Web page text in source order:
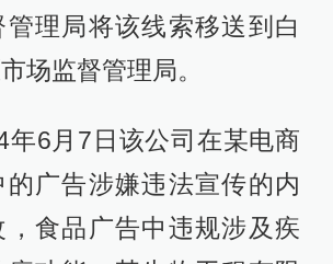
理局将该线索移送到白
场监督管理局。
年6月7日该公司在某电商
广告涉嫌违法宣传的内
，食品广告中违规涉及疾